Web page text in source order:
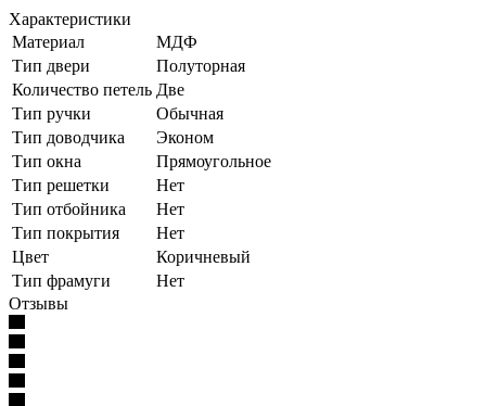
Характеристики
Материал
МДФ
Тип двери
Полуторная
Количество петель Две
Тип ручки
Обычная
Тип доводчика
Эконом
Тип окна
Прямоугольное
Тип решетки
Нет
Тип отбойника
Нет
Тип покрытия
Нет
Цвет
Коричневый
Тип фрамуги
Нет
Отзывы